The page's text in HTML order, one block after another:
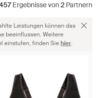
Ergebnissevon2 Partnern
Leistungen können das
beeinflussen. Weitere
einstufen, finden Siehier.